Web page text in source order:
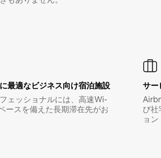
最⁠適⁠なビ⁠ジ⁠ネ⁠ス⁠向⁠け宿⁠泊⁠施⁠設
ェッショナルには、高速Wi-
ースを備えた長期滞在先がお
サー
び社
ョ